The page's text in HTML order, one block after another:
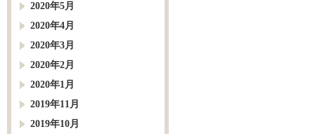
2020年5月
2020年4月
2020年3月
2020年2月
2020年1月
2019年11月
2019年10月